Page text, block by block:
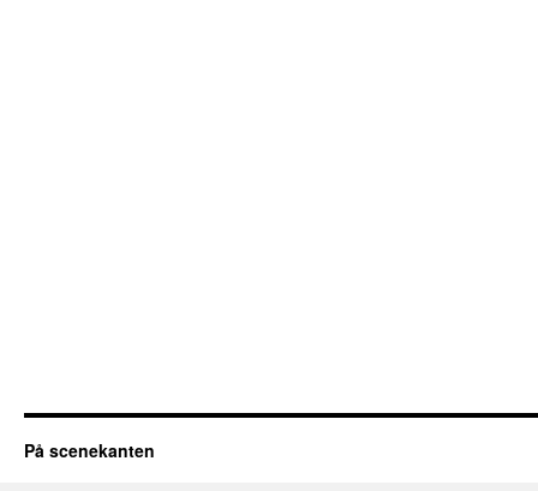
På scenekanten